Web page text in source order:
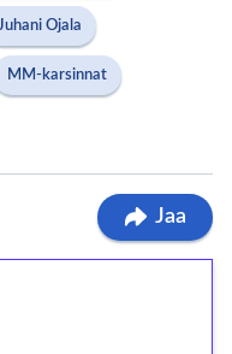
Ojala
MM-karsinnat
Jaa